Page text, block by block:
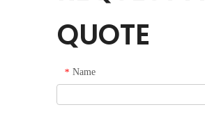
QUOTE
* Name